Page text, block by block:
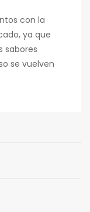
con la
ya que
sabores
se vuelven